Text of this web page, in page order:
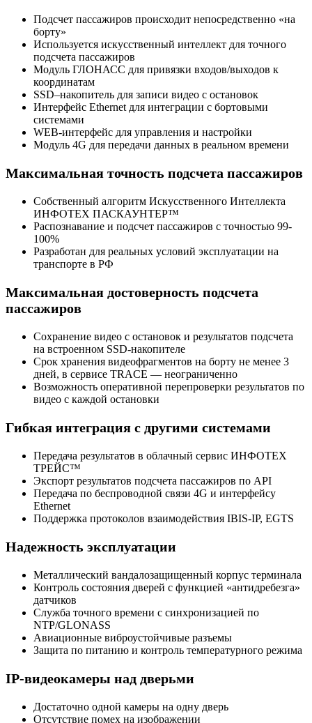
Подсчет пассажиров происходит непосредственно «на
борту»
Используется искусственный интеллект для точного
подсчета пассажиров
Модуль ГЛОНАСС для привязки входов/выходов к
координатам
SSD–накопитель для записи видео с остановок
Интерфейс Ethernet для интеграции с бортовыми
системами
WEB-интерфейс для управления и настройки
Модуль 4G для передачи данных в реальном времени
Максимальная точность подсчета пассажиров
Собственный алгоритм Искусственного Интеллекта
ИНФОТЕХ ПАСКАУНТЕР™
Распознавание и подсчет пассажиров с точностью 99-
100%
Разработан для реальных условий эксплуатации на
транспорте в РФ
Максимальная достоверность подсчета
пассажиров
Сохранение видео с остановок и результатов подсчета
на встроенном SSD-накопителе
Срок хранения видеофрагментов на борту не менее 3
дней, в сервисе TRACE — неограниченно
Возможность оперативной перепроверки результатов по
видео с каждой остановки
Гибкая интеграция с другими системами
Передача результатов в облачный сервис ИНФОТЕХ
ТРЕЙС™
Экспорт результатов подсчета пассажиров по API
Передача по беспроводной связи 4G и интерфейсу
Ethernet
Поддержка протоколов взаимодействия IBIS-IP, EGTS
Надежность эксплуатации
Металлический вандалозащищенный корпус терминала
Контроль состояния дверей с функцией «антидребезга»
датчиков
Служба точного времени с синхронизацией по
NTP/GLONASS
Авиационные виброустойчивые разъемы
Защита по питанию и контроль температурного режима
IP-видеокамеры над дверьми
Достаточно одной камеры на одну дверь
Отсутствие помех на изображении